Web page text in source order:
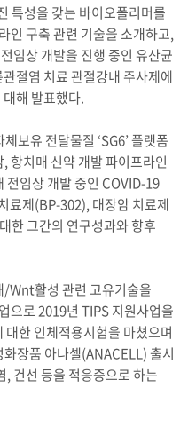
특성을 갖는 바이오폴리머를
인 구축 관련 기술을 소개하고,
임상 개발을 진행 중인 유산균
절염 치료 관절강내 주사제에
해 발표했다.
보유 전달물질 ‘SG6’ 플랫폼
항치매 신약 개발 파이프라인
전임상 개발 중인 COVID-19
료제(BP-302), 대장암 치료제
한 그간의 연구성과와 향후
Wnt활성 관련 고유기술을
으로 2019년 TIPS 지원사업을
한 인체적용시험을 마쳤으며
장품 아나셀(ANACELL) 출시
, 건선 등을 적응증으로 하는